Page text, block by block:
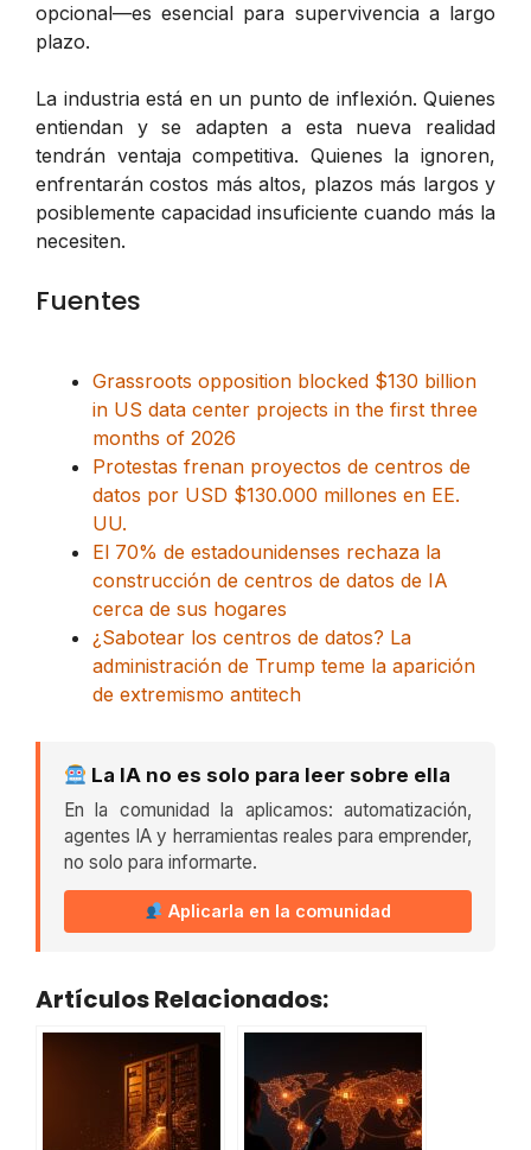
opcional—es esencial para supervivencia a largo
plazo.
La industria está en un punto de inflexión. Quienes
entiendan y se adapten a esta nueva realidad
tendrán ventaja competitiva. Quienes la ignoren,
enfrentarán costos más altos, plazos más largos y
posiblemente capacidad insuficiente cuando más la
necesiten.
Fuentes
Grassroots opposition blocked $130 billion
in US data center projects in the first three
months of 2026
Protestas frenan proyectos de centros de
datos por USD $130.000 millones en EE.
UU.
El 70% de estadounidenses rechaza la
construcción de centros de datos de IA
cerca de sus hogares
¿Sabotear los centros de datos? La
administración de Trump teme la aparición
de extremismo antitech
La IA no es solo para leer sobre ella
En la comunidad la aplicamos: automatización,
agentes IA y herramientas reales para emprender,
no solo para informarte.
Aplicarla en la comunidad
Artículos Relacionados: